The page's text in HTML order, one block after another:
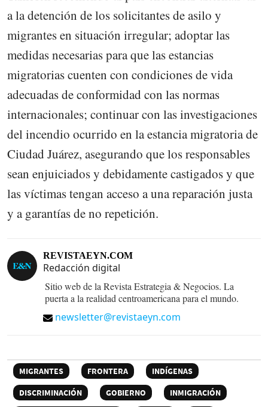
a la detención de los solicitantes de asilo y
migrantes en situación irregular; adoptar las
medidas necesarias para que las estancias
migratorias cuenten con condiciones de vida
adecuadas de conformidad con las normas
internacionales; continuar con las investigaciones
del incendio ocurrido en la estancia migratoria de
Ciudad Juárez, asegurando que los responsables
sean enjuiciados y debidamente castigados y que
las víctimas tengan acceso a una reparación justa
y a garantías de no repetición.
REVISTAEYN.COM
Redacción digital
Sitio web de la Revista Estrategia & Negocios. La
puerta a la realidad centroamericana para el mundo.
newsletter@revistaeyn.com
MIGRANTES FRONTERA
INDÍGENAS
DISCRIMINACIÓN
GOBIERNO
INMIGRACIÓN